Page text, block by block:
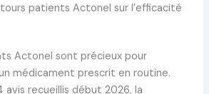
patients Actonel sur l’efficacité
Actonel sont précieux pour
médicament prescrit en routine.
avis recueillis début 2026, la